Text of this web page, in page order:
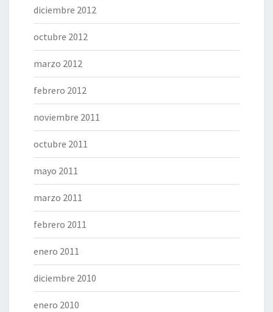
diciembre 2012
octubre 2012
marzo 2012
febrero 2012
noviembre 2011
octubre 2011
mayo 2011
marzo 2011
febrero 2011
enero 2011
diciembre 2010
enero 2010